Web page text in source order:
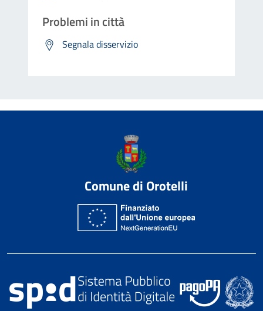
Problemi in città
Segnala disservizio
Comune di Orotelli